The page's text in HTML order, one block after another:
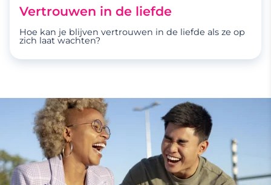
Vertrouwen in de liefde
Hoe kan je blijven vertrouwen in de liefde als ze op
zich laat wachten?